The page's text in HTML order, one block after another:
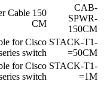
CAB-
SPWR-
150CM
Cable 150
CM
STACK-T1-
50CM=
for Cisco
switch
STACK-T1-
1M=
for Cisco
switch